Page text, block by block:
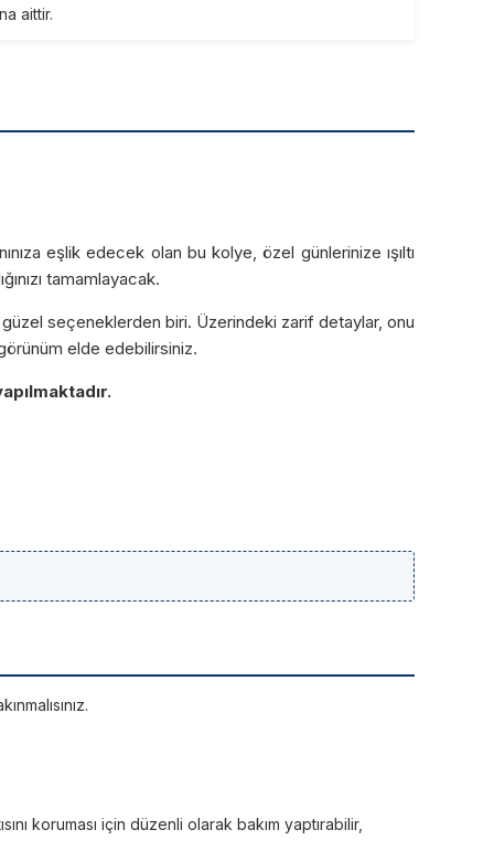
eşlik edecek olan bu kolye, özel günlerinize ışıltı
tamamlayacak.
seçeneklerden biri. Üzerindeki zarif detaylar, onu
elde edebilirsiniz.
aittir.
koruması için düzenli olarak bakım yaptırabilir,